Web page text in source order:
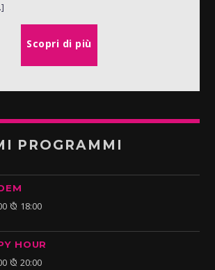
Scopri di più
PROGRAMMI
18:00
HOUR
20:00